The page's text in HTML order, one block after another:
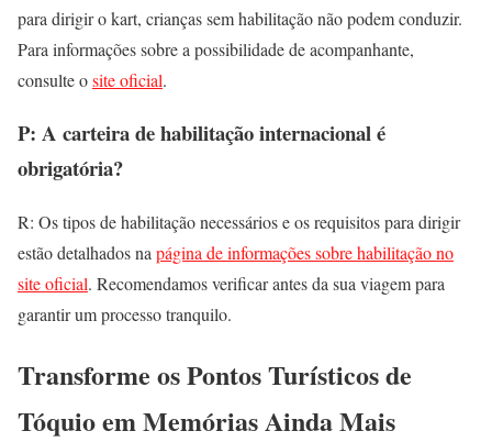
para dirigir o kart, crianças sem habilitação não podem conduzir.
Para informações sobre a possibilidade de acompanhante,
consulte osite oficial.
P: A carteira de habilitação internacional é
obrigatória?
R: Os tipos de habilitação necessários e os requisitos para dirigir
estão detalhados napágina de informações sobre habilitação no
site oficial. Recomendamos verificar antes da sua viagem para
garantir um processo tranquilo.
Transforme os Pontos Turísticos de
Tóquio em Memórias Ainda Mais